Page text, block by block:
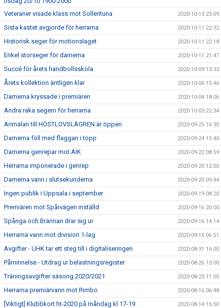
Veteraner visade klass mot Sollentuna
2020-10-13 23:09
Sista kastet avgjorde för herrarna 2020-10-11 22:32
Historisk seger för motionslaget 2020-10-11 22:18
Enkel storseger för damerna 2020-10-11 21:47
Succé för årets handbollsskola 2020-10-09 13:33
Årets kollektion äntligen klar 2020-10-06 15:46
Damerna kryssade i premiären 2020-10-04 18:06
Andra raka segern för herrarna 2020-10-03 22:34
Anmälan till HÖSTLOVSLÄGREN är öppen 2020-09-25 16:30
Damerna föll med flaggan i topp 2020-09-24 15:40
Damerna genrepar mot AIK 2020-09-22 08:59
Herrarna imponerade i genrep 2020-09-20 12:00
Damerna vann i slutsekunderna 2020-09-20 09:44
Ingen publik i Uppsala i september 2020-09-19 08:20
Premiären mot Spårvägen inställd 2020-09-16 20:00
Spånga och Brännan drar sig ur 2020-09-16 14:14
Herrarna vann mot division 1-lag 2020-09-15 06:51
Avgifter - UHK tar ett steg till i digitaliseringen 2020-08-31 16:00
Påminnelse - Utdrag ur belastningsregister 2020-08-26 13:00
Träningsavgifter säsong 2020/2021 2020-08-23 11:00
Herrarna premiärvann mot Rimbo 2020-08-16 06:48
[Viktigt] Klubbkort ht-2020 på måndag kl 17-19 2020-08-14 15:50